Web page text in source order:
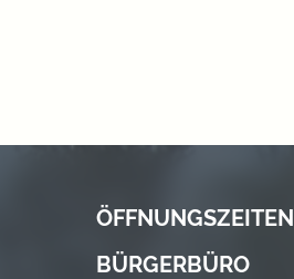
ÖFFNUNGSZEITEN
BÜRGERBÜRO